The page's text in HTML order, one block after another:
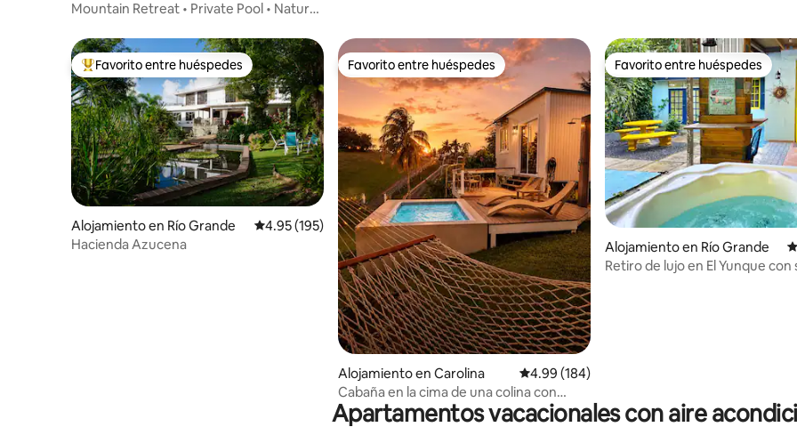
Mountain Retreat • Private Pool • Nature
Favorito entre huéspedes preferido
Favorito entre huéspedes
Alojamiento en Río Grande Calificación promedio: 4.95 de 5, 195 reseñas
4.95 (195)
Hacienda Azucena
Favorito entre huéspedes
Favorito entre huéspedes
Alojamiento en Carolina Calificación promedio: 4.99 de 5, 184 reseñas
4.99 (184)
Cabaña en la cima de una colina con
piscina y vistas – A 18 minutos del
Favorito entre huéspedes
Favorito entre huéspedes
Alojamiento en Río Grande
Retiro de lujo en El Yunque con
Apartamentos vacacionales con aire